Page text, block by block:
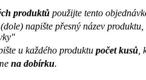
produktů použijte tento
napište přesný název
u každého produktu počet kusů
na dobírku.